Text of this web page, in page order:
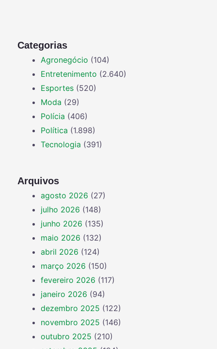
Categorias
Agronegócio (104)
Entretenimento (2.640)
Esportes (520)
Moda (29)
Polícia (406)
Política (1.898)
Tecnologia (391)
Arquivos
agosto 2026 (27)
julho 2026 (148)
junho 2026 (135)
maio 2026 (132)
abril 2026 (124)
março 2026 (150)
fevereiro 2026 (117)
janeiro 2026 (94)
dezembro 2025 (122)
novembro 2025 (146)
outubro 2025 (210)